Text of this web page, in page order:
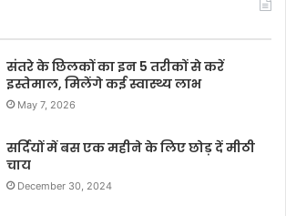
संतरे के छिलकों का इन 5 तरीकों से करें
इस्तेमाल, मिलेंगे कई स्वास्थ्य लाभ
May 7, 2026
सर्दियों में बस एक महीने के लिए छोड़ दें मीठी
चाय
December 30, 2024